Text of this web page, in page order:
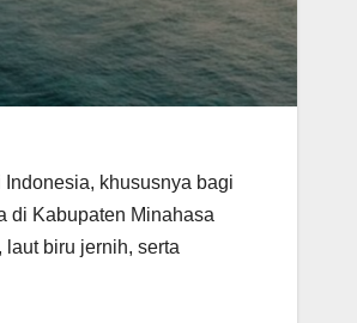
khususnya bagi
di Kabupaten Minahasa
biru jernih, serta